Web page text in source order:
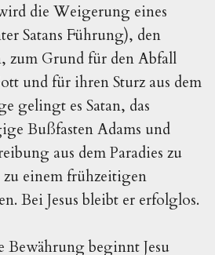
die Weigerung eines
Satans Führung), den
zum Grund für den Abfall
und für ihren Sturz aus dem
gelingt es Satan, das
Bußfasten Adams und
aus dem Paradies zu
zu einem frühzeitigen
Bei Jesus bleibt er erfolglos.
Bewährung beginnt Jesu